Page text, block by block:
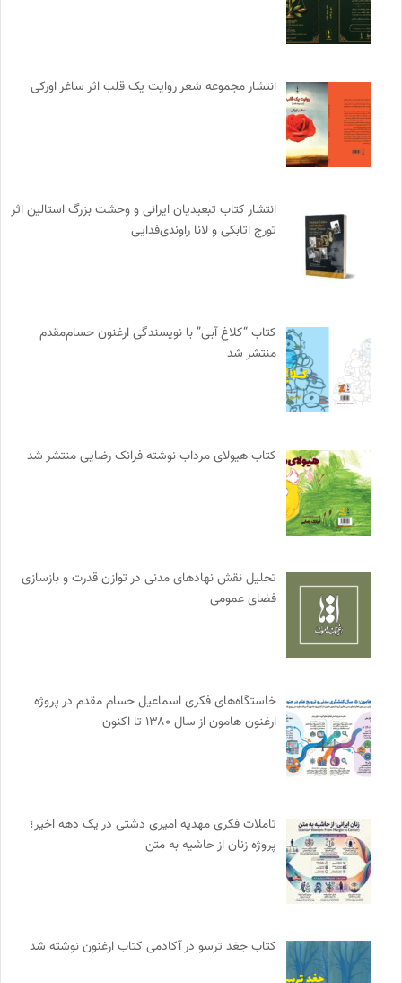
انتشار مجموعه شعر روایت یک قلب اثر ساغر اورکی
انتشار کتاب تبعیدیان ایرانی و وحشت بزرگ استالین اثر
تورج اتابکی و لانا راوندی‌فدایی
کتاب “کلاغ آبی” با نویسندگی ارغنون حسام‌مقدم
منتشر شد
کتاب هیولای مرداب نوشته فرانک رضایی منتشر شد
تحلیل نقش نهادهای مدنی در توازن قدرت و بازسازی
فضای عمومی
خاستگاه‌های فکری اسماعیل حسام مقدم در پروژه
ارغنون هامون از سال ۱۳۸۰ تا اکنون
تاملات فکری مهدیه امیری دشتی در یک دهه اخیر؛
پروژه زنان از حاشیه به متن
کتاب جغد ترسو در آکادمی کتاب ارغنون نوشته شد